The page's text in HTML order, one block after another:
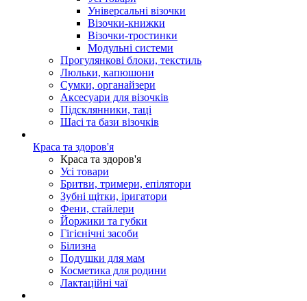
Універсальні візочки
Візочки-книжки
Візочки-тростинки
Модульні системи
Прогулянкові блоки, текстиль
Люльки, капюшони
Сумки, органайзери
Аксесуари для візочків
Підсклянники, таці
Шасі та бази візочків
Краса та здоров'я
Краса та здоров'я
Усі товари
Бритви, тримери, епілятори
Зубні щітки, іригатори
Фени, стайлери
Йоржики та губки
Гігієнічні засоби
Білизна
Подушки для мам
Косметика для родини
Лактаційні чаї